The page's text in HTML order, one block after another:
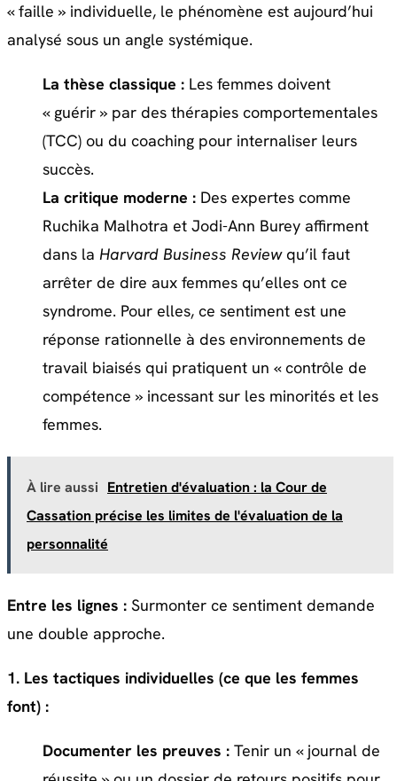
« faille » individuelle, le phénomène est aujourd’hui
analysé sous un angle systémique.
La thèse classique : Les femmes doivent
« guérir » par des thérapies comportementales
(TCC) ou du coaching pour internaliser leurs
succès.
La critique moderne : Des expertes comme
Ruchika Malhotra et Jodi-Ann Burey affirment
dans la Harvard Business Reviewqu’il faut
arrêter de dire aux femmes qu’elles ont ce
syndrome. Pour elles, ce sentiment est une
réponse rationnelle à des environnements de
travail biaisés qui pratiquent un « contrôle de
compétence » incessant sur les minorités et les
femmes.
À lire aussi Entretien d'évaluation : la Cour de
Cassation précise les limites de l'évaluation de la
personnalité
Entre les lignes : Surmonter ce sentiment demande
une double approche.
1. Les tactiques individuelles (ce que les femmes
font) :
Documenter les preuves : Tenir un « journal de